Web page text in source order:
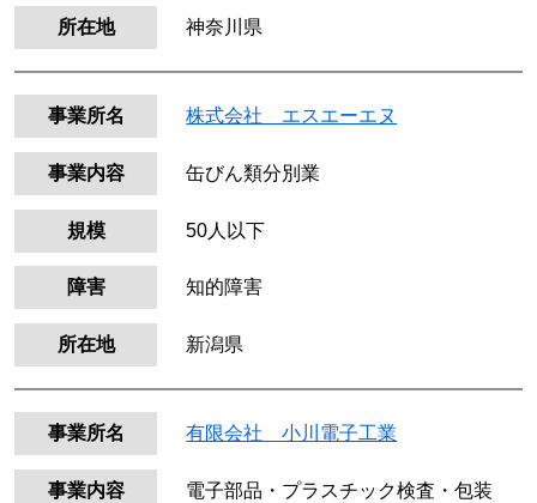
所在地 神奈川県
事業所名 株式会社 エスエーエヌ
事業内容 缶びん類分別業
規模 50人以下
障害 知的障害
所在地 新潟県
事業所名 有限会社 小川電子工業
事業内容 電子部品・プラスチック検査・包装